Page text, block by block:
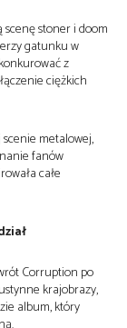
scenę stoner i doom
gatunku w
z
ciężkich
metalowej,
fanów
całe
Corruption po
krajobrazy,
album, który